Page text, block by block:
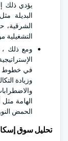
يؤدي ذلك
البديلة
الشرقية،
التشغيلية
ومع ذلك ،
في خطوط
وزيادة
الحمض
تحليل سوق